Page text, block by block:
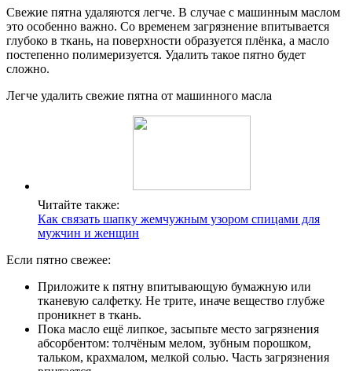
Свежие пятна удаляются легче. В случае с машинным маслом
это особенно важно. Со временем загрязнение впитывается
глубоко в ткань, на поверхности образуется плёнка, а масло
постепенно полимеризуется. Удалить такое пятно будет
сложно.
Легче удалить свежие пятна от машинного масла
Читайте также:
Как связать шапку жемчужным узором спицами для
мужчин и женщин
Если пятно свежее:
Приложите к пятну впитывающую бумажную или
тканевую салфетку. Не трите, иначе вещество глубже
проникнет в ткань.
Пока масло ещё липкое, засыпьте место загрязнения
абсорбентом: толчёным мелом, зубным порошком,
тальком, крахмалом, мелкой солью. Часть загрязнения